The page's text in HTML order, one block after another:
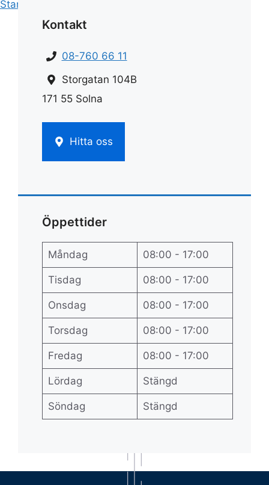
Start
Kontakt
08-760 66 11
Storgatan 104B
171 55 Solna
Hitta oss
Öppettider
Måndag 08:00 - 17:00
Tisdag 08:00 - 17:00
Onsdag 08:00 - 17:00
Torsdag 08:00 - 17:00
Fredag 08:00 - 17:00
Lördag Stängd
Söndag Stängd